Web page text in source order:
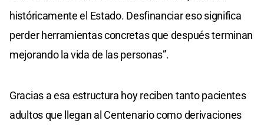
históricamente el Estado. Desfinanciar eso significa
perder herramientas concretas que después terminan
mejorando la vida de las personas”.
Gracias a esa estructura hoy reciben tanto pacientes
adultos que llegan al Centenario como derivaciones